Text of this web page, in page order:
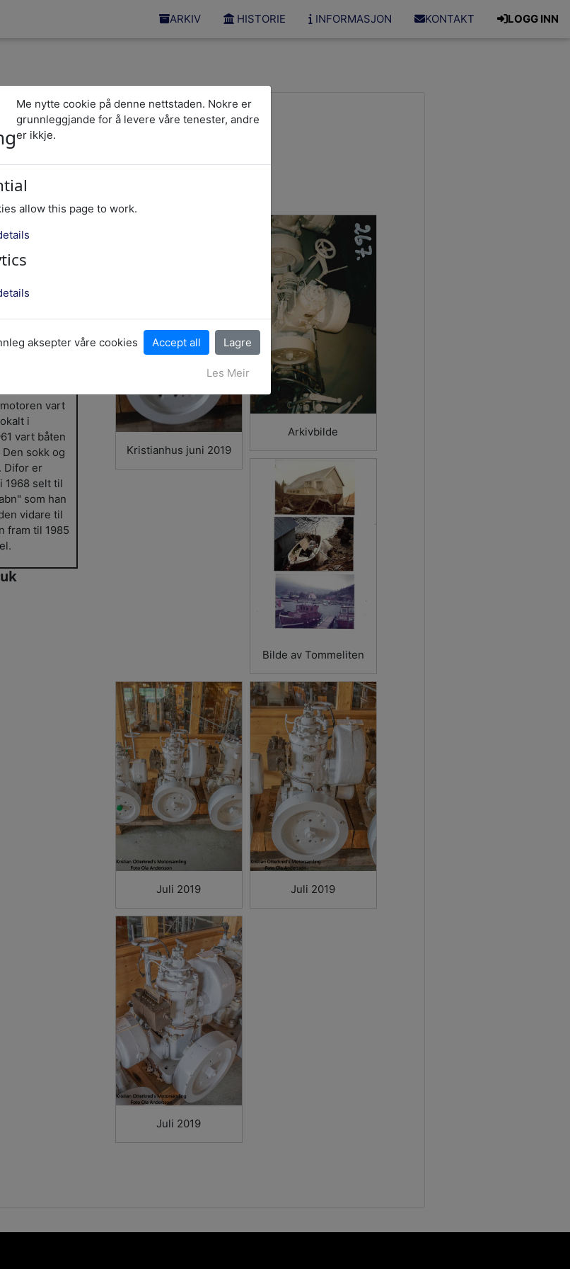
ARKIV HISTORIE INFORMASJON KONTAKT LOGG INN
Me nytte cookie på denne nettstaden. Nokre er
grunnleggjande for å levere våre tenester, andre
er ikkje.
allow this page to work.
aksepter våre cookies
Les Meir
Sabb
i Ortnevik.
vart
i
vart båten
sokk og
Difor er
1968 selt til
som han
vidare til
fram til 1985
Kristianhus juni 2019
Arkivbilde
Bilde av Tommeliten
Juli 2019 Juli 2019
Juli 2019